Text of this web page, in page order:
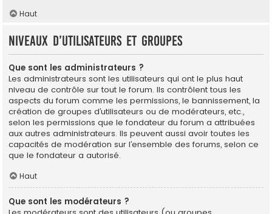
Haut
Niveaux d’utilisateurs et groupes
Que sont les administrateurs ?
Les administrateurs sont les utilisateurs qui ont le plus haut
niveau de contrôle sur tout le forum. Ils contrôlent tous les
aspects du forum comme les permissions, le bannissement, la
création de groupes d’utilisateurs ou de modérateurs, etc.,
selon les permissions que le fondateur du forum a attribuées
aux autres administrateurs. Ils peuvent aussi avoir toutes les
capacités de modération sur l’ensemble des forums, selon ce
que le fondateur a autorisé.
Haut
Que sont les modérateurs ?